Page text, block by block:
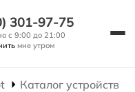
301-97-75
с 9:00 до 21:00
мне утром
Каталог устройств